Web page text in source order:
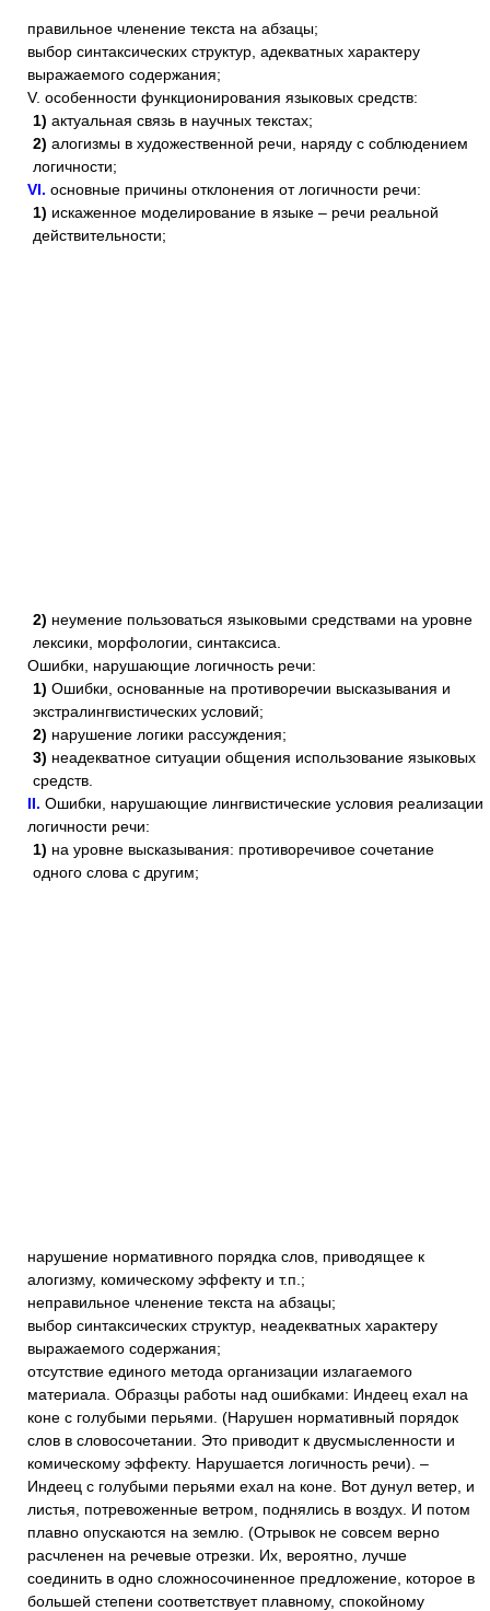
правильное членение текста на абзацы;
выбор синтаксических структур, адекватных характеру
выражаемого содержания;
V. особенности функционирования языковых средств:
1) актуальная связь в научных текстах;
2) алогизмы в художественной речи, наряду с соблюдением
логичности;
VI. основные причины отклонения от логичности речи:
1) искаженное моделирование в языке – речи реальной
действительности;
2) неумение пользоваться языковыми средствами на уровне
лексики, морфологии, синтаксиса.
Ошибки, нарушающие логичность речи:
1) Ошибки, основанные на противоречии высказывания и
экстралингвистических условий;
2) нарушение логики рассуждения;
3) неадекватное ситуации общения использование языковых
средств.
II. Ошибки, нарушающие лингвистические условия реализации
логичности речи:
1) на уровне высказывания: противоречивое сочетание
одного слова с другим;
нарушение нормативного порядка слов, приводящее к
алогизму, комическому эффекту и т.п.;
неправильное членение текста на абзацы;
выбор синтаксических структур, неадекватных характеру
выражаемого содержания;
отсутствие единого метода организации излагаемого
материала. Образцы работы над ошибками: Индеец ехал на
коне с голубыми перьями. (Нарушен нормативный порядок
слов в словосочетании. Это приводит к двусмысленности и
комическому эффекту. Нарушается логичность речи). –
Индеец с голубыми перьями ехал на коне. Вот дунул ветер, и
листья, потревоженные ветром, поднялись в воздух. И потом
плавно опускаются на землю. (Отрывок не совсем верно
расчленен на речевые отрезки. Их, вероятно, лучше
соединить в одно сложносочиненное предложение, которое в
большей степени соответствует плавному, спокойному